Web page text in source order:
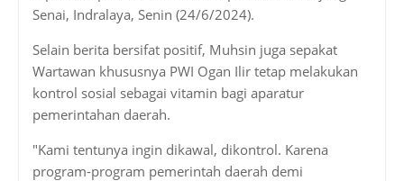
Senai, Indralaya, Senin (24/6/2024).
Selain berita bersifat positif, Muhsin juga sepakat
Wartawan khususnya PWI Ogan Ilir tetap melakukan
kontrol sosial sebagai vitamin bagi aparatur
pemerintahan daerah.
"Kami tentunya ingin dikawal, dikontrol. Karena
program-program pemerintah daerah demi